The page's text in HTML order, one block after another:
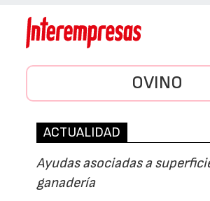
OVINO
ACTUALIDAD
Ayudas asociadas a
ganadería